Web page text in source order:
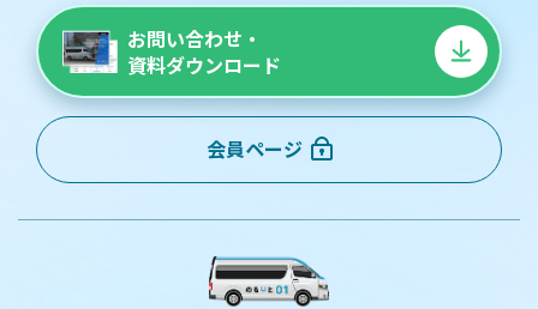
お問い合わせ・
資料ダウンロード
会員ページ